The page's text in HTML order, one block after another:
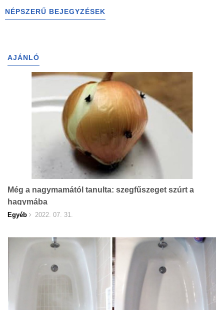
NÉPSZERŰ BEJEGYZÉSEK
AJÁNLÓ
Még a nagymamától tanulta: szegfűszeget szúrt a
hagymába
Egyéb 2022. 07. 31.